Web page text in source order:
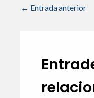
← Entrada anterior